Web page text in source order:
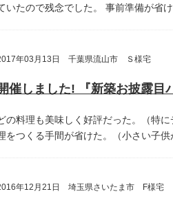
いたので残念でした。
事前準備が省
年03月13日 千葉県流山市 Ｓ様宅
の料理も美味しく好評だった。（特に
をつくる手間が省けた。（小さい子
年12月21日 埼玉県さいたま市 F様宅